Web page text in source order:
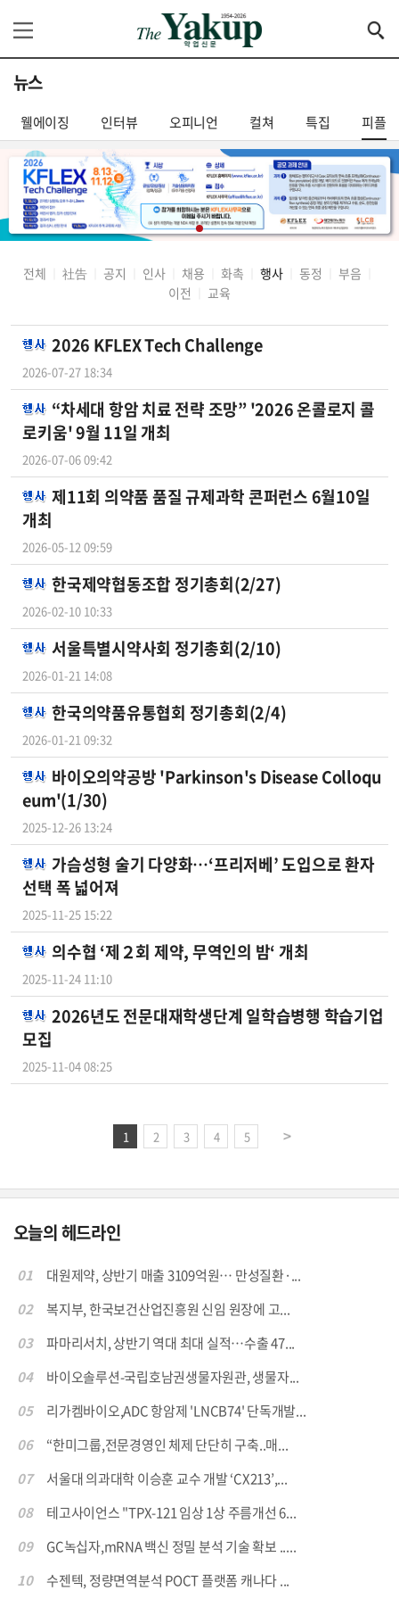
뉴스
웰에이징 인터뷰 오피니언 컬쳐 특집 피플
전체 社告 공지 인사 채용 화촉 행사 동정 부음
이전 교육
2026 KFLEX Tech Challenge
2026-07-27 18:34
로키움' 9월 11일 개최
2026-07-06 09:42
제11회 의약품 품질 규제과학 콘퍼런스 6월10일
개최
2026-05-12 09:59
한국제약협동조합 정기총회(2/27)
2026-02-10 10:33
서울특별시약사회 정기총회(2/10)
2026-01-21 14:08
한국의약품유통협회 정기총회(2/4)
2026-01-21 09:32
eum'(1/30)
2025-12-26 13:24
선택 폭 넓어져
2025-11-25 15:22
의수협 ‘제２회 제약, 무역인의 밤‘ 개최
2025-11-24 11:10
2026년도 전문대재학생단계 일학습병행 학습기업
모집
2025-11-04 08:25
1 2 3 4 5
오늘의 헤드라인
01
대원제약, 상반기 매출 3109억원… 만성질환·...
02
복지부, 한국보건산업진흥원 신임 원장에 고...
03
파마리서치, 상반기 역대 최대 실적…수출 47...
04
바이오솔루션-국립호남권생물자원관, 생물자...
05
리가켐바이오,ADC 항암제 'LNCB74' 단독개발...
06
“한미그룹,전문경영인 체제 단단히 구축..매...
07
서울대 의과대학 이승훈 교수 개발 ‘CX213’,...
08
테고사이언스 "TPX-121 임상 1상 주름개선 6...
09
GC녹십자,mRNA 백신 정밀 분석 기술 확보 .....
10
수젠텍, 정량면역분석 POCT 플랫폼 캐나다 ...